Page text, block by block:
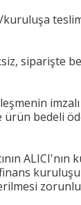
siparişte
bedeli